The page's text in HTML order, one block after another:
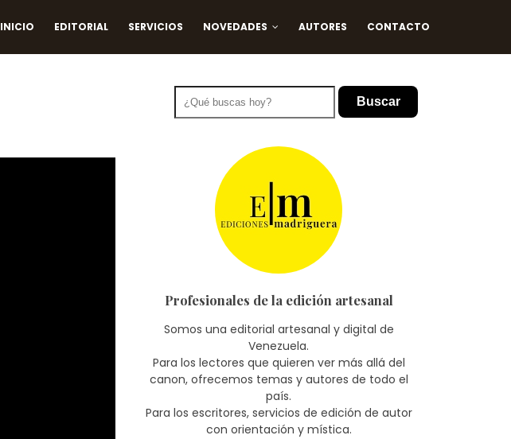
INICIO EDITORIAL SERVICIOS NOVEDADES AUTORES CONTACTO
Buscar
Profesionales de la edición artesanal
Somos una editorial artesanal y digital de
Venezuela.
Para los lectores que quieren ver más allá del
canon, ofrecemos temas y autores de todo el
país.
Para los escritores, servicios de edición de autor
con orientación y mística.